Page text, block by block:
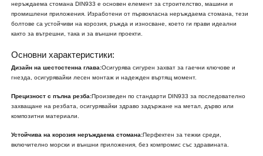
неръждаема стомана DIN933 е основен елемент за строителство, машини и
промишлени приложения. Изработени от първокласна неръждаема стомана, тези
болтове са устойчиви на корозия, ръжда и износване, което ги прави идеални
както за вътрешни, така и за външни проекти.
Основни характеристики:
Дизайн на шестостенна глава:Осигурява сигурен захват за гаечни ключове и
гнезда, осигурявайки лесен монтаж и надежден въртящ момент.
Прецизност с пълна резба:Произведен по стандарти DIN933 за последователно
захващане на резбата, осигурявайки здраво задържане на метал, дърво или
композитни материали.
Устойчива на корозия неръждаема стомана:Перфектен за тежки среди,
включително морски и външни приложения, без компромис със здравината.